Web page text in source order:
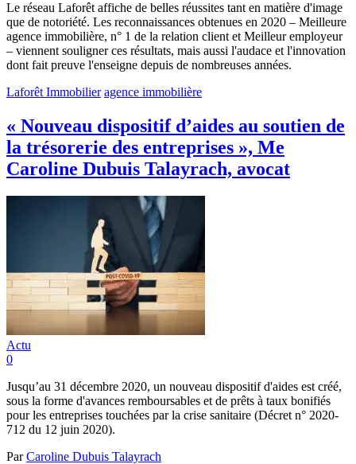
Le réseau Laforêt affiche de belles réussites tant en matière d'image
que de notoriété. Les reconnaissances obtenues en 2020 – Meilleure
agence immobilière, n° 1 de la relation client et Meilleur employeur
– viennent souligner ces résultats, mais aussi l'audace et l'innovation
dont fait preuve l'enseigne depuis de nombreuses années.
Laforêt Immobilier agence immobilière
« Nouveau dispositif d’aides au soutien de
la trésorerie des entreprises », Me
Caroline Dubuis Talayrach, avocat
Actu
0
Jusqu’au 31 décembre 2020, un nouveau dispositif d'aides est créé,
sous la forme d'avances remboursables et de prêts à taux bonifiés
pour les entreprises touchées par la crise sanitaire (Décret n° 2020-
712 du 12 juin 2020).
ParCaroline Dubuis Talayrach